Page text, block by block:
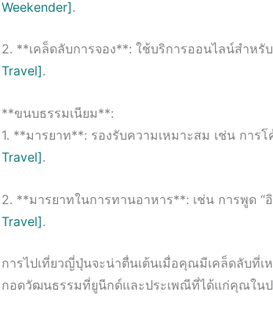
Weekender].
2. **เคล็ดลับการจอง**: ใช้บริการออนไลน์สำหรั
Travel].
**ขนบธรรมเนียม**:
1. **มารยาท**: รองรับความเหมาะสม เช่น การ
Travel].
2. **มารยาทในการทานอาหาร**: เช่น การพูด “
Travel].
การไปเที่ยวญี่ปุ่นจะน่าตื่นเต้นเมื่อคุณมีเคล็ดลับที่
กอดวัฒนธรรมที่ยูนีกด์และประเพณีที่ได้แก่คุณในป